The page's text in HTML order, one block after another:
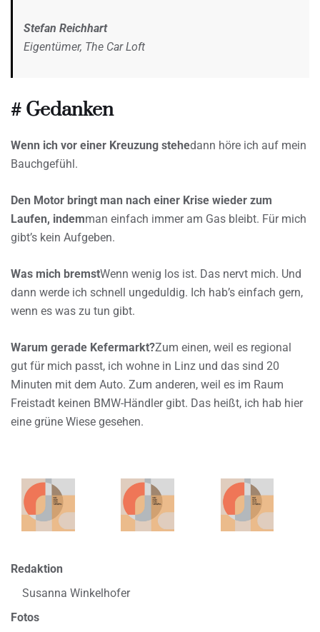
Stefan Reichhart
Eigentümer, The Car Loft
# Gedanken
Wenn ich vor einer Kreuzung stehedann höre ich auf mein
Bauchgefühl.
Den Motor bringt man nach einer Krise wieder zum
Laufen, indemman einfach immer am Gas bleibt. Für mich
gibt’s kein Aufgeben.
Was mich bremstWenn wenig los ist. Das nervt mich. Und
dann werde ich schnell ungeduldig. Ich hab’s einfach gern,
wenn es was zu tun gibt.
Warum gerade Kefermarkt?Zum einen, weil es regional
gut für mich passt, ich wohne in Linz und das sind 20
Minuten mit dem Auto. Zum anderen, weil es im Raum
Freistadt keinen BMW-Händler gibt. Das heißt, ich hab hier
eine grüne Wiese gesehen.
Redaktion
Susanna Winkelhofer
Fotos